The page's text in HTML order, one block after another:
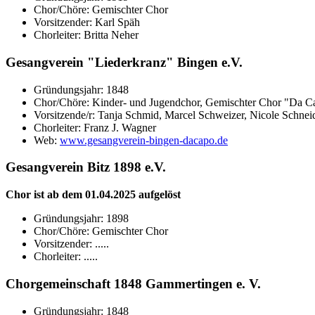
Chor/Chöre: Gemischter Chor
Vorsitzender: Karl Späh
Chorleiter: Britta Neher
Gesangverein "Liederkranz" Bingen e.V.
Gründungsjahr: 1848
Chor/Chöre: Kinder- und Jugendchor, Gemischter Chor "Da
Vorsitzende/r: Tanja Schmid, Marcel Schweizer, Nicole
Chorleiter: Franz J. Wagner
Web: www.gesangverein-bingen-dacapo.de
Gesangverein Bitz 1898 e.V.
Chor ist ab dem 01.04.2025 aufgelöst
Gründungsjahr: 1898
Chor/Chöre: Gemischter Chor
Vorsitzender: .....
Chorleiter: .....
Chorgemeinschaft 1848 Gammertingen e. V.
Gründungsjahr: 1848